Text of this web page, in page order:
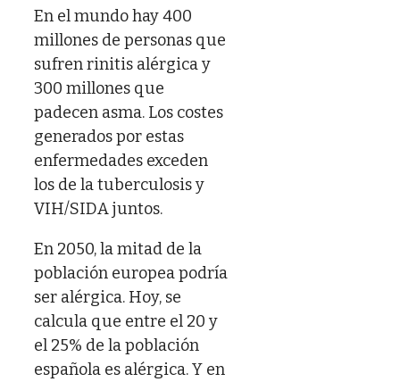
En el mundo hay 400
millones de personas que
sufren rinitis alérgica y
300 millones que
padecen asma. Los costes
generados por estas
enfermedades exceden
los de la tuberculosis y
VIH/SIDA juntos.
En 2050, la mitad de la
población europea podría
ser alérgica. Hoy, se
calcula que entre el 20 y
el 25% de la población
española es alérgica. Y en